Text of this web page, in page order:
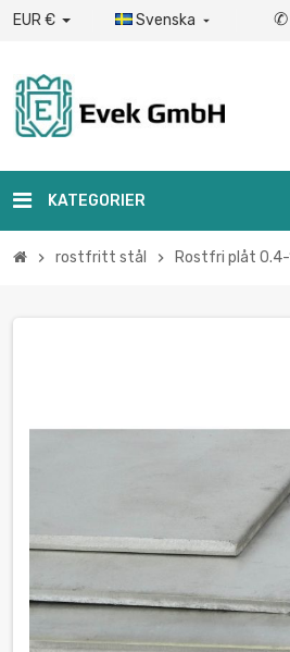
EUR € Svenska  ✆
KATEGORIER
chevron_right rostfritt stål chevron_right Rostfri plåt 0.4-